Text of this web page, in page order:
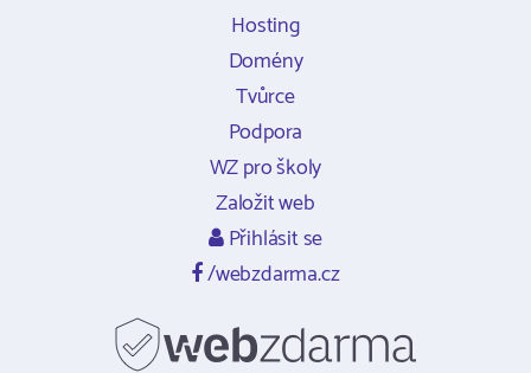
Hosting
Domény
Tvůrce
Podpora
WZ pro školy
Založit web
Přihlásit se
/webzdarma.cz